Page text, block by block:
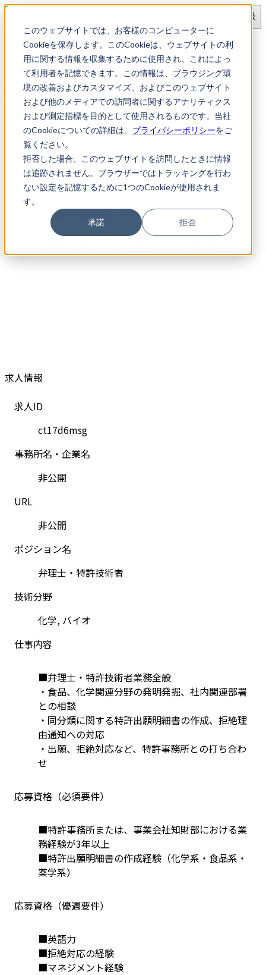
このウェブサイトでは、お客様のコンピューターに
Cookieを保存します。このCookieは、ウェブサイトの利
用に関する情報を収集するために使用され、これによっ
て利用者を記憶できます。この情報は、ブラウジング環
境の改善およびカスタマイズ、およびこのウェブサイト
および他のメディアでの訪問者に関するアナリティクス
および測定指標を目的として使用されるものです。当社
のCookieについての詳細は、 プライバシーポリシーをご
覧ください。
拒否した場合、このウェブサイトを訪問したときに情報
は追跡されません。ブラウザーではトラッキングを行わ
ない設定を記憶するために1つのCookieが使用されま
す。
承諾 拒否
会員登録
求人検索
食品・化学系／企業知財担当／明細書作成経験者
食品・化学系／企業知財担当／明細書作成経験者｜知財転
職・知財お仕事ナビ
求人情報
求人ID
ct17d6msg
事務所名・企業名
非公開
URL
非公開
ポジション名
弁理士・特許技術者
技術分野
化学, バイオ
仕事内容
■弁理士・特許技術者業務全般
・食品、化学関連分野の発明発掘、社内関連部署
との相談
・同分類に関する特許出願明細書の作成、拒絶理
由通知への対応
・出願、拒絶対応など、特許事務所との打ち合わ
せ
応募資格（必須要件）
■特許事務所または、事業会社知財部における業
務経験が3年以上
■特許出願明細書の作成経験（化学系・食品系・
薬学系）
応募資格（優遇要件）
■英語力
■拒絶対応の経験
■マネジメント経験